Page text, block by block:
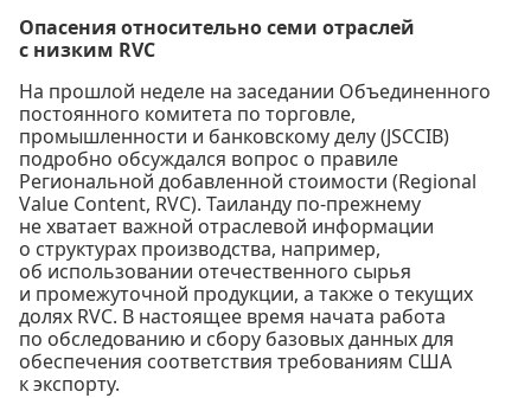
Опасения относительно семи отраслей
с низким RVC
На прошлой неделе на заседании Объединенного
постоянного комитета по торговле,
промышленности и банковскому делу (JSCCIB)
подробно обсуждался вопрос о правиле
Региональной добавленной стоимости (Regional
Value Content, RVC). Таиланду по-прежнему
не хватает важной отраслевой информации
о структурах производства, например,
об использовании отечественного сырья
и промежуточной продукции, а также о текущих
долях RVC. В настоящее время начата работа
по обследованию и сбору базовых данных для
обеспечения соответствия требованиям США
к экспорту.